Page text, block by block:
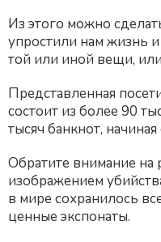
Из этого можно
упростили нам жизнь
той или иной вещи,
Представленная
состоит из более 90
тысяч банкнот,
Обратите внимание на
изображением
в мире сохранилось
ценные экспонаты.